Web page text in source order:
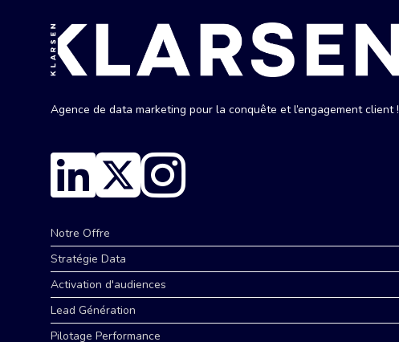
Agence de data marketing pour la conquête et l’engagement client !
Notre Offre
Stratégie Data
Activation d'audiences
Lead Génération
Pilotage Performance